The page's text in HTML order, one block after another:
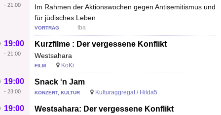
Im Rahmen der Aktionswochen gegen Antisemitismus und
für jüdisches Leben
- 21:00
VORTRAG tba
Kurzfilme : Der vergessene Konflikt
Westsahara
19:00
- 21:00
FILM KoKi
Snack ‘n Jam
19:00
- 23:00 KONZERT, KULTUR Kulturaggregat / Hilda5
Westsahara: Der vergessene Konflikt
19:00